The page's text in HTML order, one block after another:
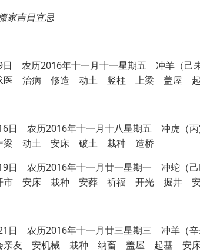
家吉日宜忌
9日 农历2016年十一月十一星期五 冲
治病 修造 动土 竖柱 上梁 盖屋 起
16日 农历2016年十一月十八星期五
梁 动土 安床 破土 栽种 造桥
19日 农历2016年十一月廿一星期一 冲
市 安床 栽种 安葬 祈福 开光 掘井
21日 农历2016年十一月廿三星期三
友 安机械 栽种 纳畜 盖屋 起基 安